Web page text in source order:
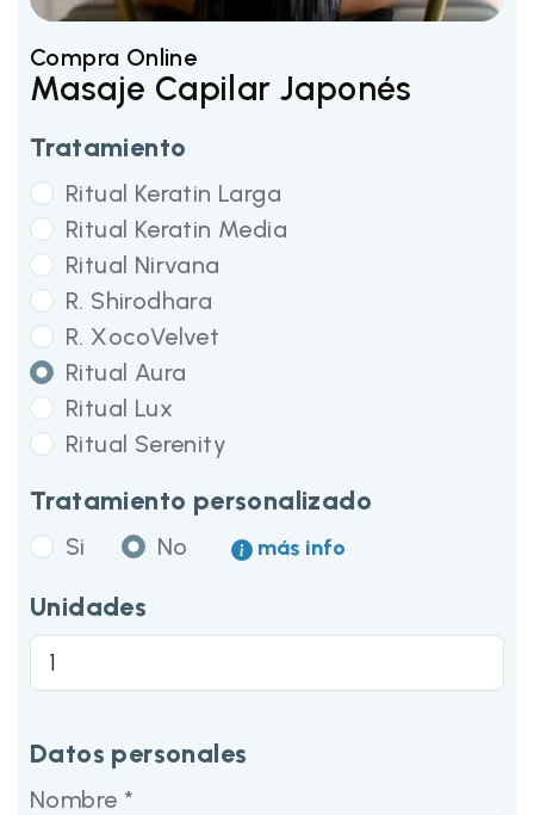
Compra Online
Masaje Capilar Japonés
Tratamiento
Ritual Keratin Larga
Ritual Keratin Media
Ritual Nirvana
R. Shirodhara
R. XocoVelvet
Ritual Aura
Ritual Lux
Ritual Serenity
Tratamiento personalizado
Si No más info
Unidades
Datos personales
Nombre *